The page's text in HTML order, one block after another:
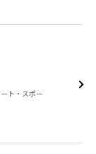
ト・スポー